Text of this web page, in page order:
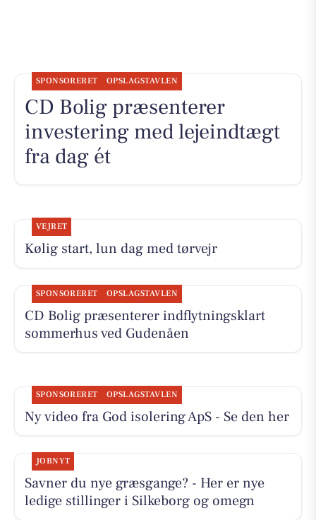
SPONSORERET OPSLAGSTAVLEN
CD Bolig præsenterer
investering med lejeindtægt
fra dag ét
VEJRET
Kølig start, lun dag med tørvejr
SPONSORERET OPSLAGSTAVLEN
CD Bolig præsenterer indflytningsklart
sommerhus ved Gudenåen
SPONSORERET OPSLAGSTAVLEN
Ny video fra God isolering ApS - Se den her
JOBNYT
Savner du nye græsgange? - Her er nye
ledige stillinger i Silkeborg og omegn